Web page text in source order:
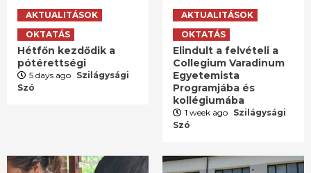
AKTUALITÁSOK
OKTATÁS
Hétfőn kezdődik a
pótérettségi
5 days ago Szilágysági
Szó
AKTUALITÁSOK
OKTATÁS
Elindult a felvételi a
Collegium Varadinum
Egyetemista
Programjába és
kollégiumába
1 week ago Szilágysági
Szó